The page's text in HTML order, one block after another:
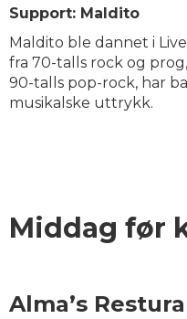
Support: Maldito
Maldito ble dannet i
fra 70-talls rock og
90-talls pop-rock, har
musikalske uttrykk.
Middag før
Alma’s